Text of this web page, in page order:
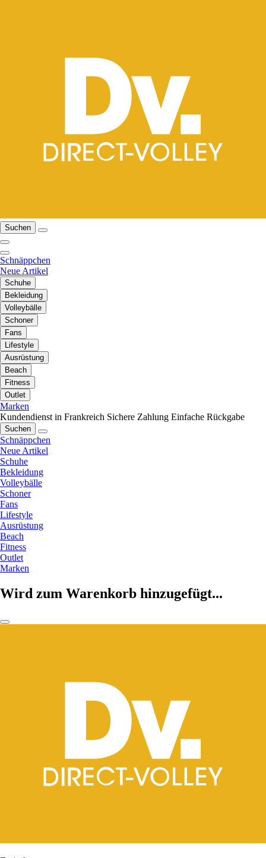
Suchen
Schnäppchen
Neue Artikel
Schuhe
Bekleidung
Volleybälle
Schoner
Fans
Lifestyle
Ausrüstung
Beach
Fitness
Outlet
Marken
Kundendienst in Frankreich Sichere Zahlung Einfache Rückgabe
Suchen
Schnäppchen
Neue Artikel
Schuhe
Bekleidung
Volleybälle
Schoner
Fans
Lifestyle
Ausrüstung
Beach
Fitness
Outlet
Marken
Wird zum Warenkorb hinzugefügt...